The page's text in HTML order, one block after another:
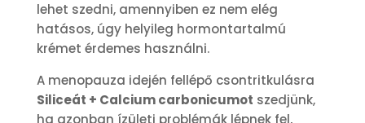
lehet szedni, amennyiben ez nem elég
hatásos, úgy helyileg hormontartalmú
krémet érdemes használni.
A menopauza idején fellépő csontritkulásra
Siliceát + Calcium carbonicumot szedjünk,
ha azonban ízületi problémák lépnek fel,